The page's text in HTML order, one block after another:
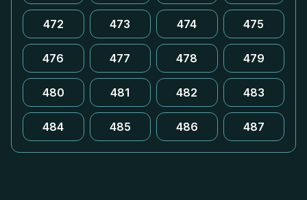
472 473 474 475
476 477 478 479
480 481 482 483
484 485 486 487